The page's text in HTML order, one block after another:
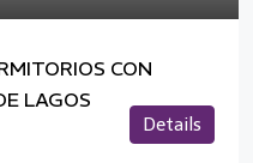
CON
LAGOS
Details